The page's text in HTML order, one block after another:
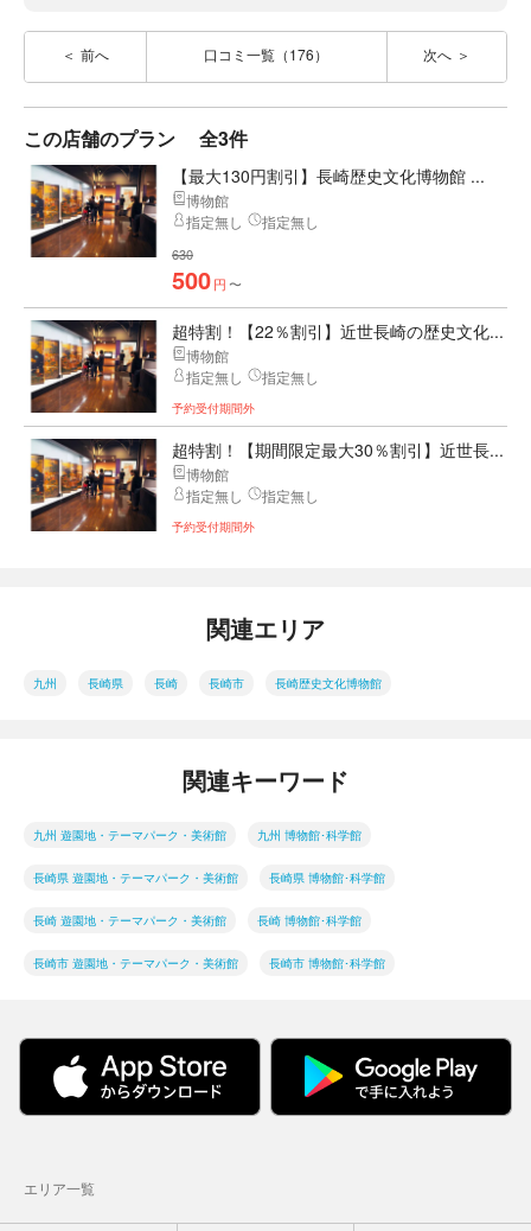
前へ 口コミ一覧（176） 次へ
この店舗のプラン 全3件
【最大130円割引】長崎歴史文化博物館 ...
博物館
指定無し
指定無し
630
500円 〜
超特割！【22％割引】近世長崎の歴史文化...
博物館
指定無し
指定無し
予約受付期間外
超特割！【期間限定最大30％割引】近世長...
博物館
指定無し
指定無し
予約受付期間外
関連エリア
九州 長崎県 長崎 長崎市 長崎歴史文化博物館
関連キーワード
九州 遊園地・テーマパーク・美術館 九州 博物館･科学館
長崎県 遊園地・テーマパーク・美術館 長崎県 博物館･科学館
長崎 遊園地・テーマパーク・美術館 長崎 博物館･科学館
長崎市 遊園地・テーマパーク・美術館 長崎市 博物館･科学館
エリア一覧